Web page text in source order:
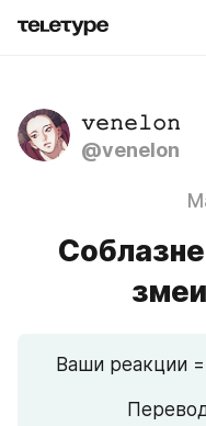
𝚟𝚎𝚗𝚎𝚕𝚘𝚗
@venelon
Ваши реакции